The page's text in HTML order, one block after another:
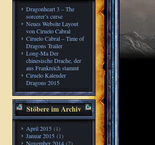
Dragonheart 3 – The
sorcerer’s curse
Neues Website Layout
von Ciruelo Cabral
Ciruelo Cabral – Time of
Dragons Trailer
Long-Ma Der
chinesische Drache, der
aus Frankreich stammt
Ciruelo Kalender
Dragons 2015
Stöbere im Archiv
April 2015 (1)
Januar 2015 (1)
November 2014 (2)